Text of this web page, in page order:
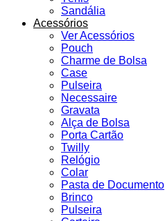
Sandália
Acessórios
Ver Acessórios
Pouch
Charme de Bolsa
Case
Pulseira
Necessaire
Gravata
Alça de Bolsa
Porta Cartão
Twilly
Relógio
Colar
Pasta de Documento
Brinco
Pulseira